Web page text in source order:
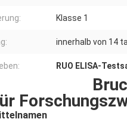
Klasse 1
innerhalb von 14
RUO ELISA-